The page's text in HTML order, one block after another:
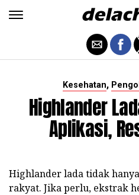
Kesehatan,
Highlander
Aplikasi,
Highlander lada tidak
rakyat. Jika perlu, ekstrak